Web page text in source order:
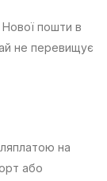
Нової пошти в
не перевищує
на
або